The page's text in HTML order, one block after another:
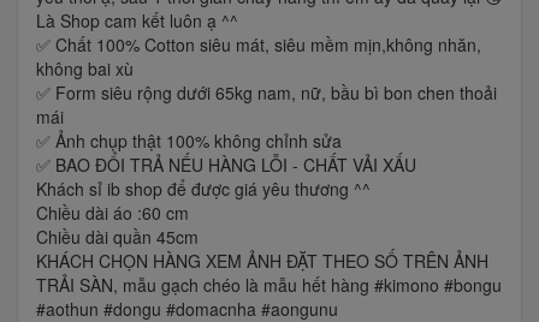
Là Shop cam kết luôn ạ ^^
✅ Chất 100% Cotton siêu mát, siêu mềm mịn,không nhăn,
không bai xù
✅ Form siêu rộng dưới 65kg nam, nữ, bầu bì bon chen thoải
mái
✅ Ảnh chụp thật 100% không chỉnh sửa
✅ BAO ĐỔI TRẢ NẾU HÀNG LỖI - CHẤT VẢI XẤU
Khách sỉ ib shop để được giá yêu thương ^^
Chiều dài áo :60 cm
Chiều dài quần 45cm
KHÁCH CHỌN HÀNG XEM ẢNH ĐẶT THEO SỐ TRÊN ẢNH
TRẢI SÀN, mẫu gạch chéo là mẫu hết hàng #kimono #bongu
#aothun #dongu #domacnha #aongunu